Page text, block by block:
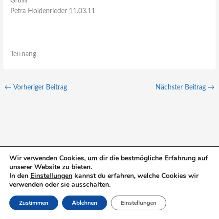
Petra Holdenrieder 11.03.11
Tettnang
← Vorheriger Beitrag Nächster Beitrag →
S
u
h
Wir verwenden Cookies, um dir die bestmögliche Erfahrung auf
unserer Website zu bieten.
In den Einstellungen kannst du erfahren, welche Cookies wir
verwenden oder sie ausschalten.
Zustimmen Ablehnen Einstellungen